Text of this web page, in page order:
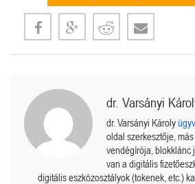
dr. Varsányi
dr. Varsányi Károly
oldal szerkesztője,
vendégírója, blokklánc
van a digitális
digitális eszközosztályok (tokenek, etc.)